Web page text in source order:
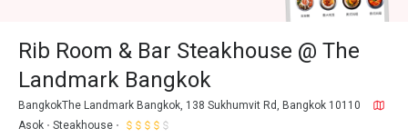
Rib Room & Bar Steakhouse @ The
Landmark Bangkok
BangkokThe Landmark Bangkok, 138 Sukhumvit Rd, Bangkok 10110
Asok
Steakhouse